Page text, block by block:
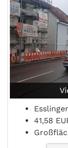
41,58